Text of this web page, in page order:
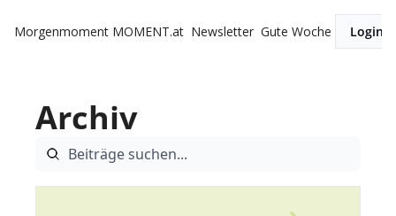
Morgenmoment MOMENT.at Newsletter Gute Woche Login
Archiv